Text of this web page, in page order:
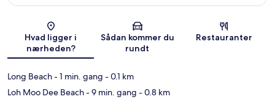
Kort
Hvad ligger i
nærheden?
Sådan kommer du
rundt
Restauranter
Long Beach- 1 min. gang - 0.1 km
Loh Moo Dee Beach- 9 min. gang - 0.8 km